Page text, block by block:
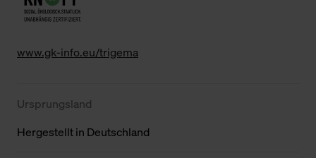
www.gk-info.eu/trigema
Ursprungsland
Hergestellt in Deutschland